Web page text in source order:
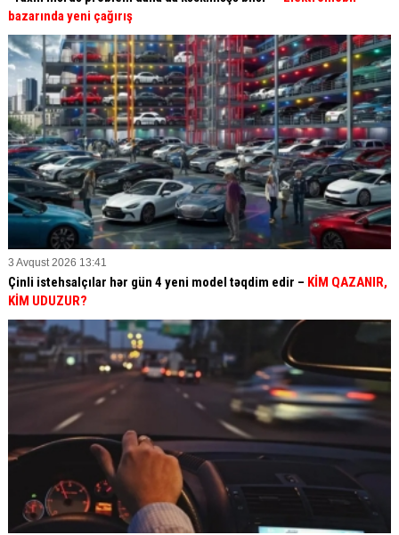
bazarında yeni çağırış
3 Avqust 2026 13:41
Çinli istehsalçılar hər gün 4 yeni model təqdim edir – KİM QAZANIR,
KİM UDUZUR?